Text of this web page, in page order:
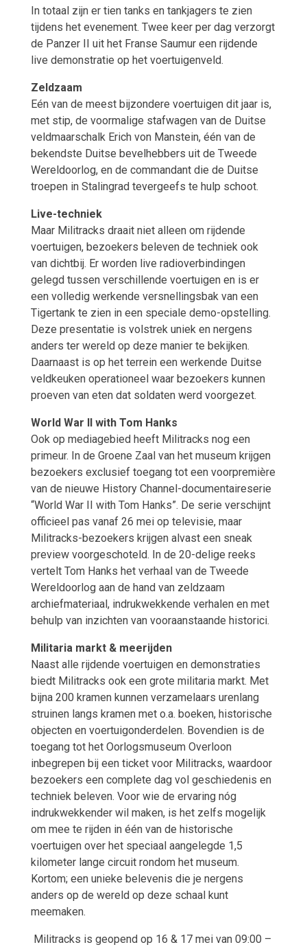
In totaal zijn er tien tanks en tankjagers te zien
tijdens het evenement. Twee keer per dag verzorgt
de Panzer II uit het Franse Saumur een rijdende
live demonstratie op het voertuigenveld.
Zeldzaam
Eén van de meest bijzondere voertuigen dit jaar is,
met stip, de voormalige stafwagen van de Duitse
veldmaarschalk Erich von Manstein, één van de
bekendste Duitse bevelhebbers uit de Tweede
Wereldoorlog, en de commandant die de Duitse
troepen in Stalingrad tevergeefs te hulp schoot.
Live-techniek
Maar Militracks draait niet alleen om rijdende
voertuigen, bezoekers beleven de techniek ook
van dichtbij. Er worden live radioverbindingen
gelegd tussen verschillende voertuigen en is er
een volledig werkende versnellingsbak van een
Tigertank te zien in een speciale demo-opstelling.
Deze presentatie is volstrek uniek en nergens
anders ter wereld op deze manier te bekijken.
Daarnaast is op het terrein een werkende Duitse
veldkeuken operationeel waar bezoekers kunnen
proeven van eten dat soldaten werd voorgezet.
World War II with Tom Hanks
Ook op mediagebied heeft Militracks nog een
primeur. In de Groene Zaal van het museum krijgen
bezoekers exclusief toegang tot een voorpremière
van de nieuwe History Channel-documentaireserie
“World War II with Tom Hanks”. De serie verschijnt
officieel pas vanaf 26 mei op televisie, maar
Militracks-bezoekers krijgen alvast een sneak
preview voorgeschoteld. In de 20-delige reeks
vertelt Tom Hanks het verhaal van de Tweede
Wereldoorlog aan de hand van zeldzaam
archiefmateriaal, indrukwekkende verhalen en met
behulp van inzichten van vooraanstaande historici.
Militaria markt & meerijden
Naast alle rijdende voertuigen en demonstraties
biedt Militracks ook een grote militaria markt. Met
bijna 200 kramen kunnen verzamelaars urenlang
struinen langs kramen met o.a. boeken, historische
objecten en voertuigonderdelen. Bovendien is de
toegang tot het Oorlogsmuseum Overloon
inbegrepen bij een ticket voor Militracks, waardoor
bezoekers een complete dag vol geschiedenis en
techniek beleven. Voor wie de ervaring nóg
indrukwekkender wil maken, is het zelfs mogelijk
om mee te rijden in één van de historische
voertuigen over het speciaal aangelegde 1,5
kilometer lange circuit rondom het museum.
Kortom; een unieke belevenis die je nergens
anders op de wereld op deze schaal kunt
meemaken.
Militracks is geopend op 16 & 17 mei van 09:00 –